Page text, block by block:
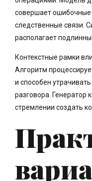
совершает
следственные связи.
располагает
Контекстные рамки
Алгоритм
и способен
разговора. Генератор
стремлении создать